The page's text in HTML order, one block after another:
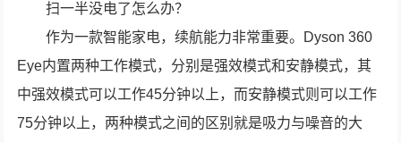
扫一半没电了怎么办？
作为一款智能家电，续航能力非常重要。Dyson 360
Eye内置两种工作模式，分别是强效模式和安静模式，其
中强效模式可以工作45分钟以上，而安静模式则可以工作
75分钟以上，两种模式之间的区别就是吸力与噪音的大